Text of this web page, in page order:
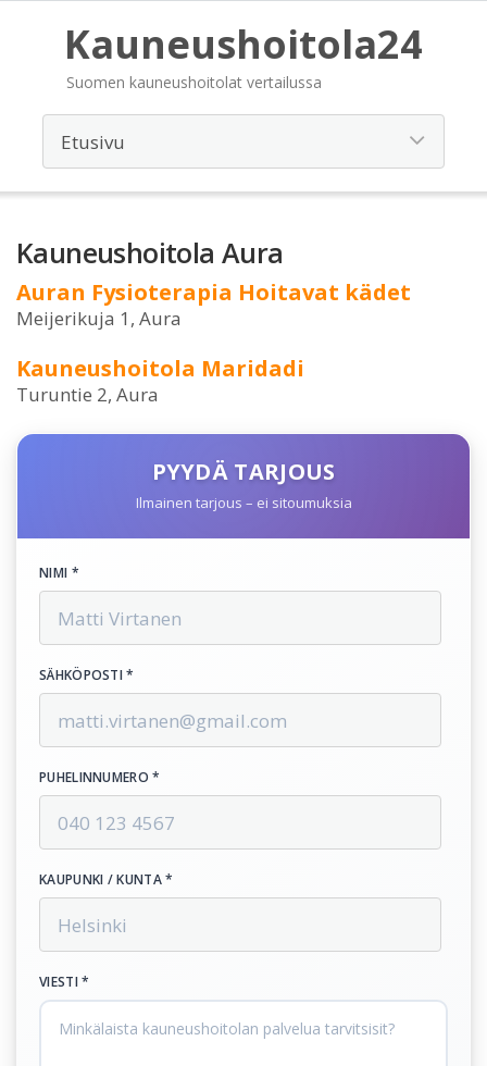
Kauneushoitola24
Suomen kauneushoitolat vertailussa
Kauneushoitola Aura
Auran Fysioterapia Hoitavat kädet
Meijerikuja 1, Aura
Kauneushoitola Maridadi
Turuntie 2, Aura
PYYDÄ TARJOUS
Ilmainen tarjous – ei sitoumuksia
NIMI *
SÄHKÖPOSTI *
PUHELINNUMERO *
KAUPUNKI / KUNTA *
VIESTI *